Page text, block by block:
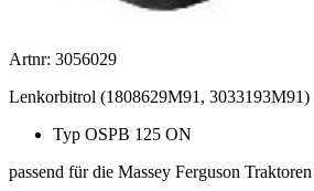
Artnr: 3056029
Lenkorbitrol (1808629M91, 3033193M91)
Typ OSPB 125 ON
passend für die Massey Ferguson Traktoren